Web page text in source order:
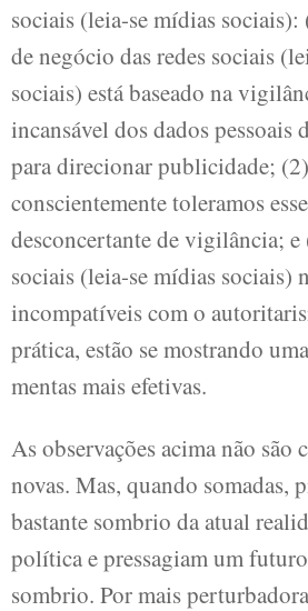
sociais (leia-se mídias
de negócio das redes sociais
sociais) está baseado na
incansável dos dados pessoais
para direcionar publicidade;
conscientemente toleramos
desconcertante de vigilância; e
sociais (leia-se mídias sociais)
incompatíveis com o
prática, estão se mostrando
mentas mais efetivas.
As observações acima não são
novas. Mas, quando somadas,
bastante sombrio da atual
política e pressagiam um
sombrio. Por mais